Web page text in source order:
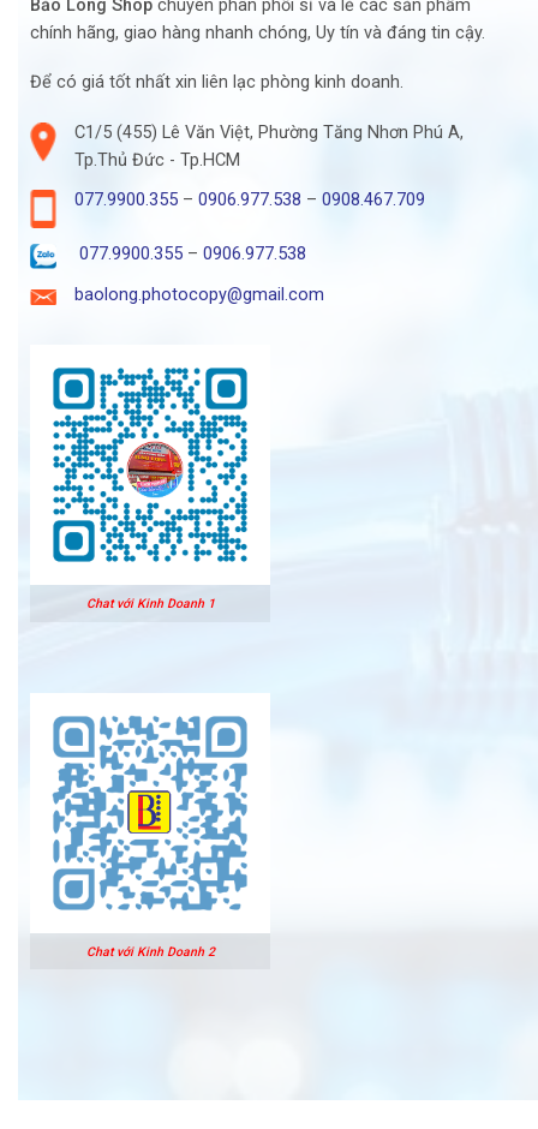
Bảo Long Shop chuyên phân phối sỉ và lẻ các sản phẩm
chính hãng, giao hàng nhanh chóng, Uy tín và đáng tin cậy.
Để có giá tốt nhất xin liên lạc phòng kinh doanh.
C1/5 (455) Lê Văn Việt, Phường Tăng Nhơn Phú A,
Tp.Thủ Đức - Tp.HCM
077.9900.355– 0906.977.538 – 0908.467.709
077.9900.355– 0906.977.538
baolong.photocopy@gmail.com
Chat với Kinh Doanh 1
Chat với Kinh Doanh 2